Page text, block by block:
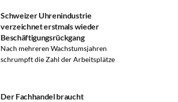
Schweizer Uhrenindustrie
verzeichnet erstmals wieder
Beschäftigungsrückgang
Nach mehreren Wachstumsjahren
schrumpft die Zahl der Arbeitsplätze
Der Fachhandel braucht